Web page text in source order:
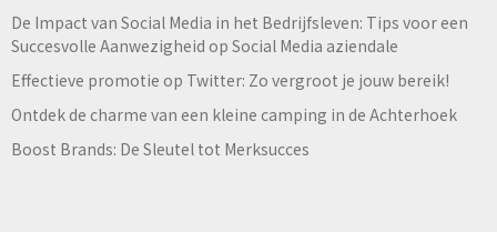
De Impact van Social Media in het Bedrijfsleven: Tips voor een
Succesvolle Aanwezigheid op Social Media aziendale
Effectieve promotie op Twitter: Zo vergroot je jouw bereik!
Ontdek de charme van een kleine camping in de Achterhoek
Boost Brands: De Sleutel tot Merksucces